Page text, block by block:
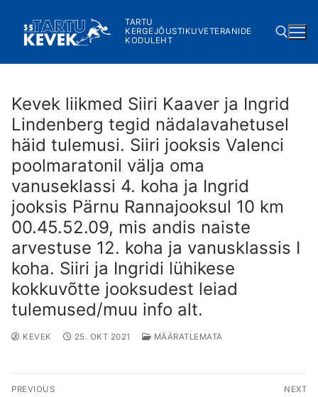
content
TARTU
KERGEJÕUSTIKUVETERANIDE
KODULEHT
Kevek liikmed Siiri Kaaver ja Ingrid
Lindenberg tegid nädalavahetusel
häid tulemusi. Siiri jooksis Valenci
poolmaratonil välja oma
vanuseklassi 4. koha ja Ingrid
jooksis Pärnu Rannajooksul 10 km
00.45.52.09, mis andis naiste
arvestuse 12. koha ja vanusklassis I
koha. Siiri ja Ingridi lühikese
kokkuvõtte jooksudest leiad
tulemused/muu info alt.
KEVEK 25. OKT 2021 MÄÄRATLEMATA
Navigeerimine
PREVIOUS NEXT